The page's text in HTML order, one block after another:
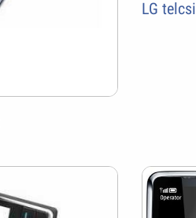
LG telcsi